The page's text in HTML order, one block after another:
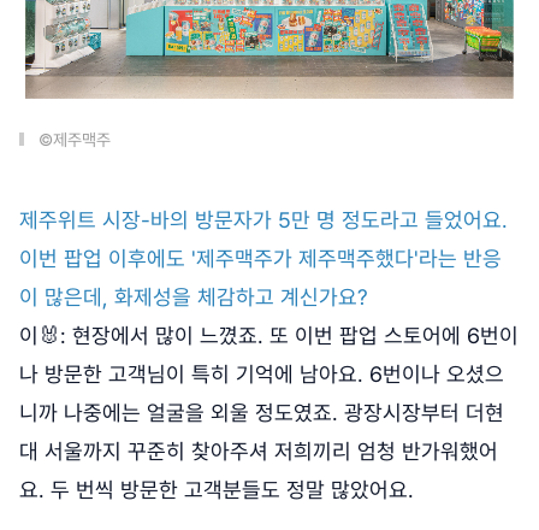
©제주맥주
제주위트 시장-바의 방문자가 5만 명 정도라고 들었어요.
이번 팝업 이후에도 '제주맥주가 제주맥주했다'라는 반응
이 많은데, 화제성을 체감하고 계신가요?
이🐰: 현장에서 많이 느꼈죠. 또 이번 팝업 스토어에 6번이
나 방문한 고객님이 특히 기억에 남아요. 6번이나 오셨으
니까 나중에는 얼굴을 외울 정도였죠. 광장시장부터 더현
대 서울까지 꾸준히 찾아주셔 저희끼리 엄청 반가워했어
요. 두 번씩 방문한 고객분들도 정말 많았어요.